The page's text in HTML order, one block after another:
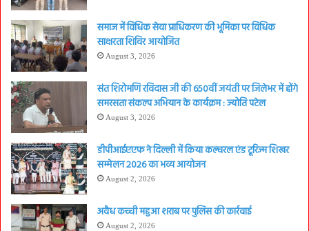
समाज में विधिक सेवा प्राधिकरण की भूमिका पर विधिक
साक्षरता शिविर आयोजित
August 3, 2026
संत शिरोमणि रविदास जी की 650वीं जयंती पर जिलेभर में होंगे
समरसता संकल्प अभियान के कार्यक्रम : ज्योति पटेल
August 3, 2026
डीपीआईएएफ ने दिल्ली में किया कल्चरल एंड टूरिज्म शिखर
सम्मेलन 2026 का भव्य आयोजन
August 2, 2026
अवैध कच्ची महुआ शराब पर पुलिस की कार्रवाई
August 2, 2026